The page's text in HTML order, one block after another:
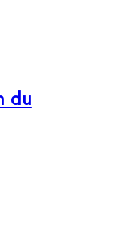
du